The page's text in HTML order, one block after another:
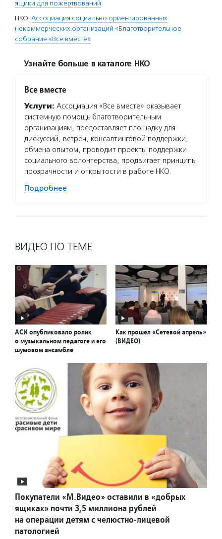
ящики для пожертвований
НКО: Ассоциация социально ориентированных
некоммерческих организаций «Благотворительное
собрание «Все вместе»
Узнайте больше в каталоге НКО
Все вместе
Услуги: Ассоциация «Все вместе» оказывает
системную помощь благотворительным
организациям, предоставляет площадку для
дискуссий, встреч, консалтинговой поддержки,
обмена опытом, проводит проекты поддержки
социального волонтерства, продвигает принципы
прозрачности и открытости в работе НКО.
Подробнее
ВИДЕО ПО ТЕМЕ
АСИ опубликовало ролик
о музыкальном педагоге и его
шумовом ансамбле
Как прошел «Сетевой апрель»
(ВИДЕО)
Покупатели «М.Видео» оставили в «добрых
ящиках» почти 3,5 миллиона рублей
на операции детям с челюстно-лицевой
патологией